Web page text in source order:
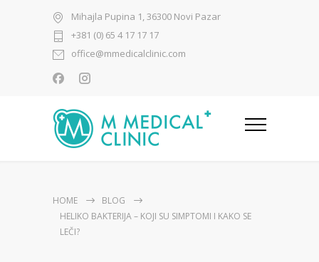
Mihajla Pupina 1, 36300 Novi Pazar
+381 (0) 65 4 17 17 17
office@mmedicalclinic.com
HOME
BLOG
HELIKO BAKTERIJA – KOJI SU SIMPTOMI I KAKO SE
LEČI?